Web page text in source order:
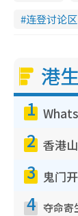
连登讨论区
港
1
2
3
4